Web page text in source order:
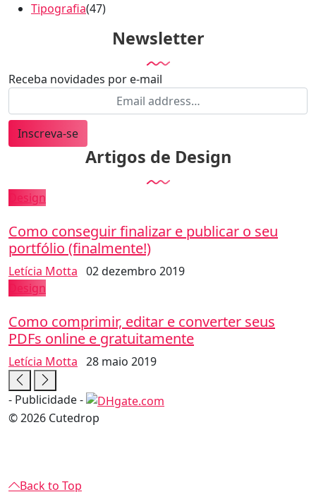
Tipografia(47)
Newsletter
Receba novidades por e-mail
Inscreva-se
Artigos de Design
Design
Como conseguir finalizar e publicar o seu
portfólio (finalmente!)
Letícia Motta 02 dezembro 2019
Design
Como comprimir, editar e converter seus
PDFs online e gratuitamente
Letícia Motta 28 maio 2019
- Publicidade -
© 2026 Cutedrop
Back to Top